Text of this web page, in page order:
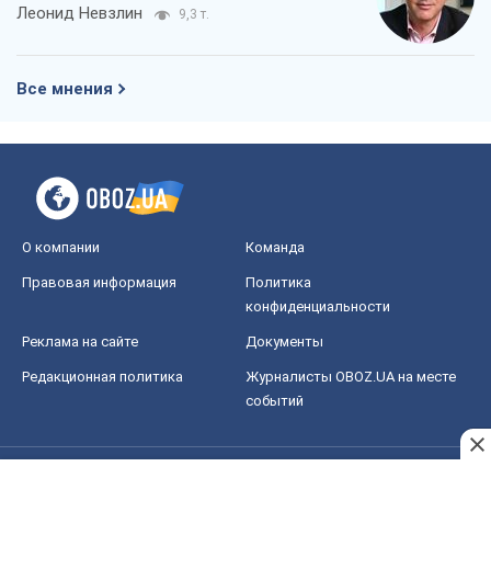
Леонид Невзлин 9,3 т.
Все мнения
О компании Команда
Правовая информация
Политика
конфиденциальности
Реклама на сайте Документы
Редакционная политика
Журналисты OBOZ.UA на месте
событий